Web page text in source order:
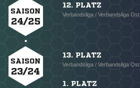
SAISON
24/25
12. PLATZ
Verbandsliga / Verbandsliga Ost
SAISON
23/24
13. PLATZ
Verbandsliga / Verbandsliga Ost
1. PLATZ